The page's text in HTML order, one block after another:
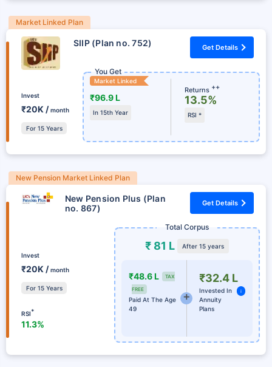
Market Linked Plan
SIIP (Plan no. 752) Get Details
Invest
₹20K /month
For 15 Years
You Get
Market Linked
₹96.9 L
In 15th Year
Returns ++
13.5%
RSI *
New Pension Market Linked Plan
New Pension Plus (Plan
no. 867)
Get Details
Invest
₹20K /month
For 15 Years
RSI*
11.3%
Total Corpus
₹ 81 L After 15 years
₹48.6 L TAX
FREE
Paid At The Age
49
₹32.4 L
Invested In
Annuity
Plans
i